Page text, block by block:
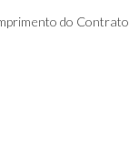
do Contrato